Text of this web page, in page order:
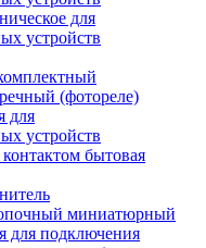
для
устройств
(фотореле)
для
устройств
бытовая
миниатюрный
для подключения